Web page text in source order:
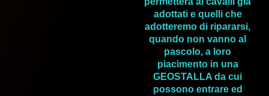
adottati e quelli che
adotteremo di ripararsi,
quando non vanno al
pascolo, a loro
piacimento in una
GEOSTALLA da cui
possono entrare ed